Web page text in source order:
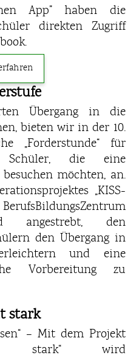
App” haben die
direkten Zugriff
Übergang in die
bieten wir in der 10.
„Forderstunde“ für
Schüler, die eine
möchten, an.
„KISS-
angestrebt, den
den Übergang in
und eine
Vorbereitung zu
stark
– Mit dem Projekt
stark“ wird